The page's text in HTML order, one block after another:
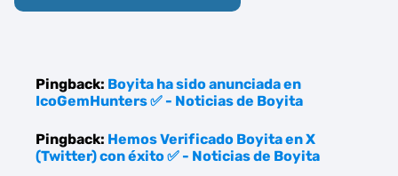
Pingback: Boyita ha sido anunciada en
IcoGemHunters ✅ - Noticias de Boyita
Pingback: Hemos Verificado Boyita en X
(Twitter) con éxito ✅ - Noticias de Boyita